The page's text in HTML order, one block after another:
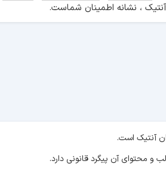
، نشانه اطمینان شماست.
آنتیک است.
و محتوای آن پیگرد قانونی دارد.